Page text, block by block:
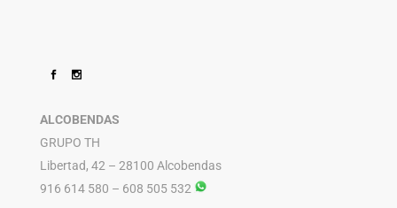
ALCOBENDAS
GRUPO TH
Libertad, 42 – 28100 Alcobendas
916 614 580 – 608 505 532